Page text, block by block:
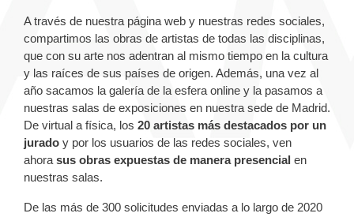
A través de nuestra página web y nuestras redes sociales,
compartimos las obras de artistas de todas las disciplinas,
que con su arte nos adentran al mismo tiempo en la cultura
y las raíces de sus países de origen. Además, una vez al
año sacamos la galería de la esfera online y la pasamos a
nuestras salas de exposiciones en nuestra sede de Madrid.
De virtual a física, los 20 artistas más destacados por un
jurado y por los usuarios de las redes sociales, ven
ahora sus obras expuestas de manera presencial en
nuestras salas.
De las más de 300 solicitudes enviadas a lo largo de 2020